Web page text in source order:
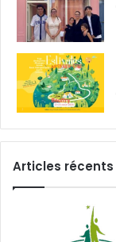
Articles récents